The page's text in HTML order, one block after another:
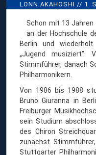
LONN AKAHOSHI // 1.
Schon mit 13
an der Hochschule
Berlin und
„Jugend
Stimmführer, danach
Philharmonikern.
Von 1986 bis 1988
Bruno Giuranna in
Freiburger
sein Studium
des Chiron
zunächst
Stuttgarter